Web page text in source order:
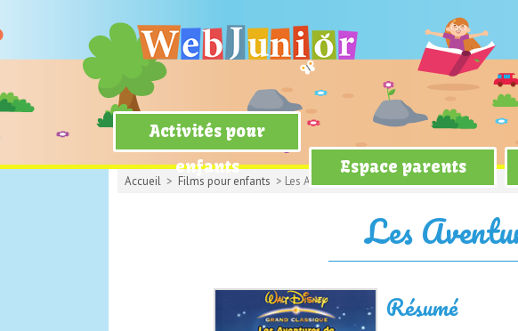
Activités pour
enfants
Espace parents
Accueil > Films pour enfants > Les Aventures de Bernard et Bianca
Les
Résumé